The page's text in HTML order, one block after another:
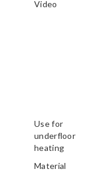
Video
Use for
underfloor
heating
Material